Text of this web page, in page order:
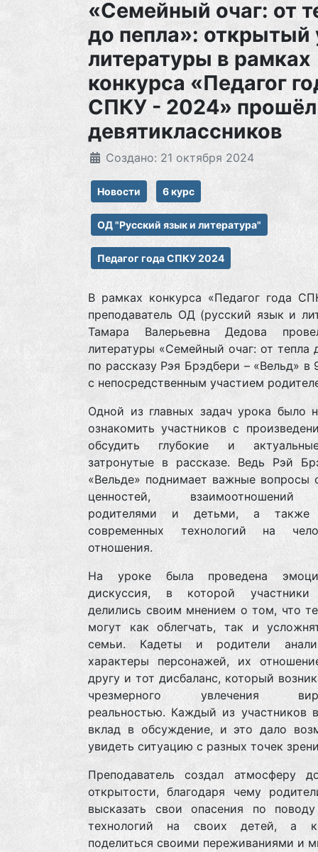
«Семейный очаг: от
до пепла»: открытый
литературы в рамках
конкурса «Педагог
СПКУ - 2024»
девятиклассников
Создано: 21 октября 2024
Новости 6 курс
ОД "Русский язык и литература"
Педагог года СПКУ 2024
В рамках конкурса «Педагог года
преподаватель ОД (русский язык и
Тамара Валерьевна Дедова
литературы «Семейный очаг: от тепла
по рассказу Рэя Брэдбери – «Вельд» в
с непосредственным участием
Одной из главных задач урока было
ознакомить участников с
обсудить глубокие и
затронутые в рассказе. Ведь Рэй
«Вельде» поднимает важные вопросы
ценностей,
родителями и детьми, а также
современных технологий на
отношения.
На уроке была проведена
дискуссия, в которой участники
делились своим мнением о том, что
могут как облегчать, так и
семьи. Кадеты и родители
характеры персонажей, их
другу и тот дисбаланс, который
чрезмерного увлечения
реальностью. Каждый из участников
вклад в обсуждение, и это дало
увидеть ситуацию с разных точек
Преподаватель создал атмосферу
открытости, благодаря чему
высказать свои опасения по
технологий на своих детей, а
поделиться своими переживаниями и